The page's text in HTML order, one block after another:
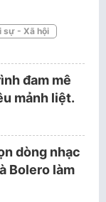
sự - Xã hội
đam mê
mảnh liệt.
dòng nhạc
Bolero làm